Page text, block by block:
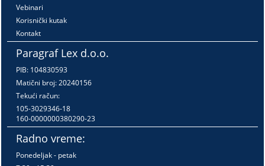
Vebinari
Korisnički kutak
Kontakt
Paragraf Lex d.o.o.
PIB: 104830593
Matični broj: 20240156
Tekući račun:
105-3029346-18
160-0000000380290-23
Radno vreme:
Ponedeljak - petak